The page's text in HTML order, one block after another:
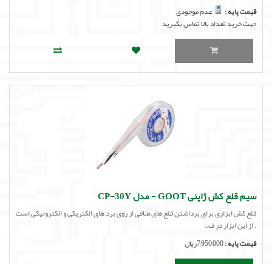
قیمت پایه :
عدم موجودی
جهت خرید تعداد بالا تماس بگیرید
سیم قلع کش ژاپنی GOOT - مدل CP-30Y
قلع کش ابزاری برای برداشتن قلع های ضافی از روی برد های الکتریکی و الکترونیکی است
. از این ابزار در ف..
قیمت پایه :7,950,000ریال